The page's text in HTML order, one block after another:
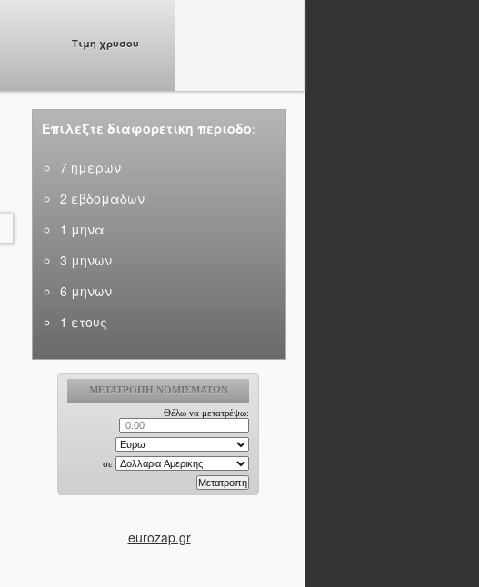
Τιμη χρυσου
Επιλεξτε διαφορετικη περιοδο:
7 ημερων
2 εβδομαδων
1 μηνα
3 μηνων
6 μηνων
1 ετους
eurozap.gr